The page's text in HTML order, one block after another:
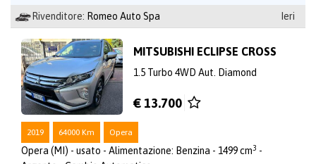
Rivenditore: Romeo Auto Spa Ieri
MITSUBISHI ECLIPSE CROSS
1.5 Turbo 4WD Aut. Diamond
€ 13.700
2019 64000 Km Opera
Opera (MI) - usato - Alimentazione: Benzina - 1499 cm3 -